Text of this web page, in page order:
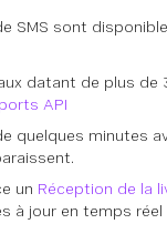
SMS sont
datant de plus de
API
quelques minutes
un Réception de la
à jour en temps réel